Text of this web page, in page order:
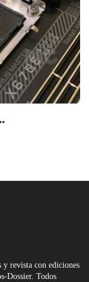
y revista con ediciones
Dossier. Todos